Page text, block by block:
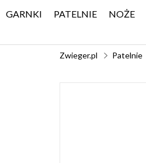
GARNKI PATELNIE NOŻE
Zwieger.pl Patelnie